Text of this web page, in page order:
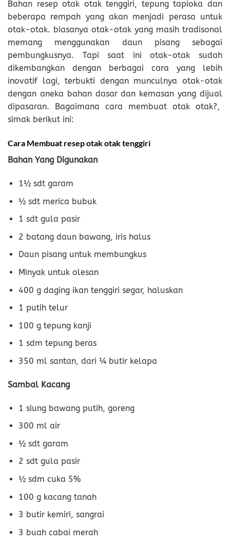
Bahan resep otak otak tenggiri, tepung tapioka dan
beberapa rempah yang akan menjadi perasa untuk
otak-otak. biasanya otak-otak yang masih tradisonal
memang menggunakan daun pisang sebagai
pembungkusnya. Tapi saat ini otak-otak sudah
dikembangkan dengan berbagai cara yang lebih
inovatif lagi, terbukti dengan munculnya otak-otak
dengan aneka bahan dasar dan kemasan yang dijual
dipasaran. Bagaimana cara membuat otak otak?,
simak berikut ini:
Cara Membuat resep otak otak tenggiri
Bahan Yang Digunakan
1½ sdt garam
½ sdt merica bubuk
1 sdt gula pasir
2 batang daun bawang, iris halus
Daun pisang untuk membungkus
Minyak untuk olesan
400 g daging ikan tenggiri segar, haluskan
1 putih telur
100 g tepung kanji
1 sdm tepung beras
350 ml santan, dari ¼ butir kelapa
Sambal Kacang
1 siung bawang putih, goreng
300 ml air
½ sdt garam
2 sdt gula pasir
½ sdm cuka 5%
100 g kacang tanah
3 butir kemiri, sangrai
3 buah cabai merah